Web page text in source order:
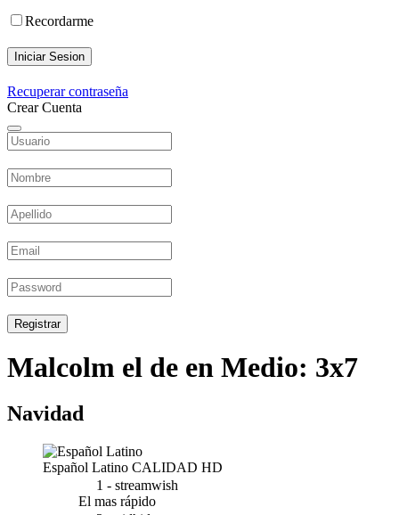
Recordarme
Iniciar Sesion
Recuperar contraseña
Crear Cuenta
Registrar
Malcolm el de en Medio: 3x7
Navidad
Español Latino CALIDAD HD
1 - streamwish
El mas rápido